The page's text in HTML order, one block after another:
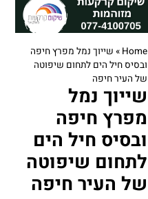
Home
» שייוך נמל מפרץ חיפה
ובסיס חיל הים לתחום שיפוטה
של העיר חיפה
שייוך נמל
מפרץ חיפה
ובסיס חיל הים
לתחום שיפוטה
של העיר חיפה